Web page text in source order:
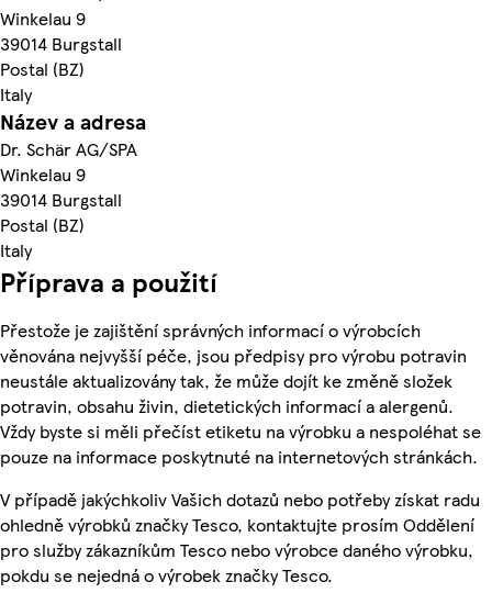
Winkelau 9
39014 Burgstall
Postal (BZ)
Italy
Název a adresa
Dr. Schär AG/SPA
Winkelau 9
39014 Burgstall
Postal (BZ)
Italy
Příprava a použití
Přestože je zajištění správných informací o výrobcích
věnována nejvyšší péče, jsou předpisy pro výrobu potravin
neustále aktualizovány tak, že může dojít ke změně složek
potravin, obsahu živin, dietetických informací a alergenů.
Vždy byste si měli přečíst etiketu na výrobku a nespoléhat se
pouze na informace poskytnuté na internetových stránkách.
V případě jakýchkoliv Vašich dotazů nebo potřeby získat radu
ohledně výrobků značky Tesco, kontaktujte prosím Oddělení
pro služby zákazníkům Tesco nebo výrobce daného výrobku,
pokdu se nejedná o výrobek značky Tesco.